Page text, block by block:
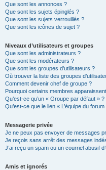
Que sont les annonces ?
Que sont les sujets épinglés ?
Que sont les sujets verrouillés ?
Que sont les icônes de sujet ?
Niveaux d’utilisateurs et groupes
Que sont les administrateurs ?
Que sont les modérateurs ?
Que sont les groupes d’utilisateurs ?
Où trouver la liste des groupes
Comment devenir chef de groupe ?
Pourquoi certains membres
Qu’est-ce qu’un « Groupe par défaut » ?
Qu’est-ce que le lien « L’équipe du forum
Messagerie privée
Je ne peux pas envoyer de messages
Je reçois sans arrêt des messages
J’ai reçu un spam ou un courriel abusif
Amis et ignorés